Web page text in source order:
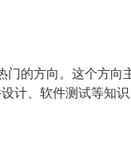
门的方向。这个方
计、软件测试等知